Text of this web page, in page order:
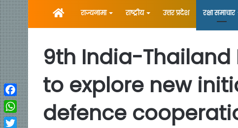
Homeराज्यनामा राष्ट्रीय उत्तर प्रदेश रक्षा समाचार
9th India-Thailand
to explore new
defence
Facebook
WhatsApp